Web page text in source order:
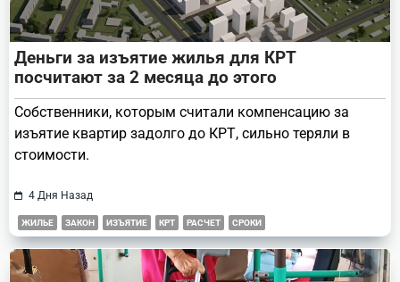
Деньги за изъятие жилья для КРТ
посчитают за 2 месяца до этого
Собственники, которым считали компенсацию за
изъятие квартир задолго до КРТ, сильно теряли в
стоимости.
4 Дня Назад
ЖИЛЬЕ ЗАКОН ИЗЪЯТИЕ КРТ РАСЧЕТ СРОКИ